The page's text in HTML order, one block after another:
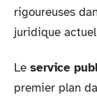
rigoureuses
juridique
Le service
premier plan